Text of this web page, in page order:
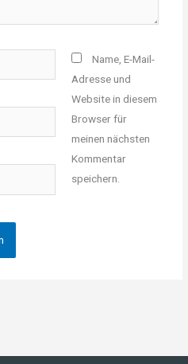
Name, E-Mail-
Adresse und
Website in diesem
Browser für
meinen nächsten
Kommentar
speichern.